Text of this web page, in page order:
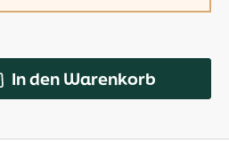
In den Warenkorb